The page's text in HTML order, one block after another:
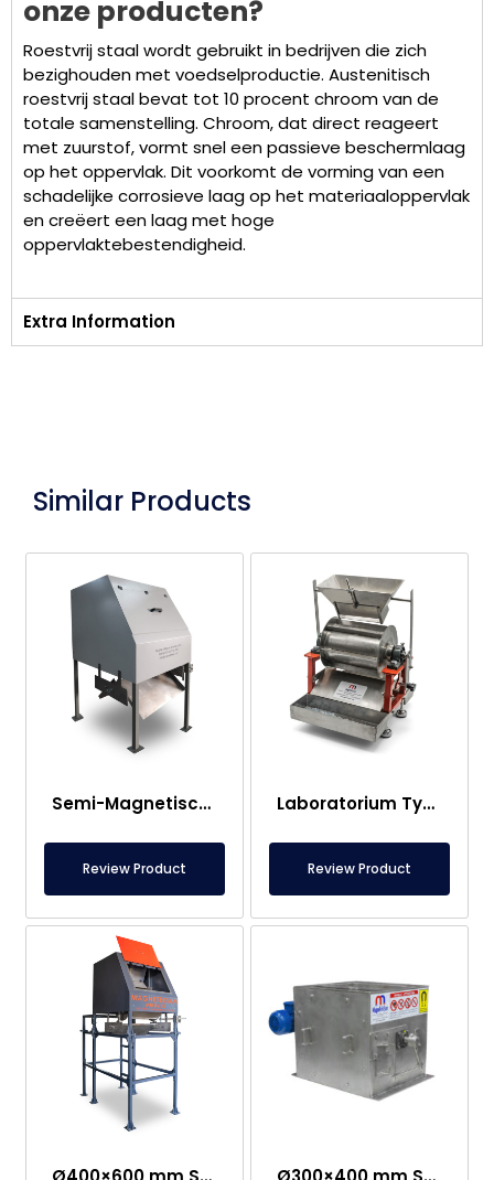
onze producten?
Roestvrij staal wordt gebruikt in bedrijven die zich
bezighouden met voedselproductie. Austenitisch
roestvrij staal bevat tot 10 procent chroom van de
totale samenstelling. Chroom, dat direct reageert
met zuurstof, vormt snel een passieve beschermlaag
op het oppervlak. Dit voorkomt de vorming van een
schadelijke corrosieve laag op het materiaaloppervlak
en creëert een laag met hoge
oppervlaktebestendigheid.
Extra Information
Similar Products
Semi-Magnetische Trommelscheider Magneet
Review Product
Laboratorium Type Magnetische Trommelmagneet
Review Product